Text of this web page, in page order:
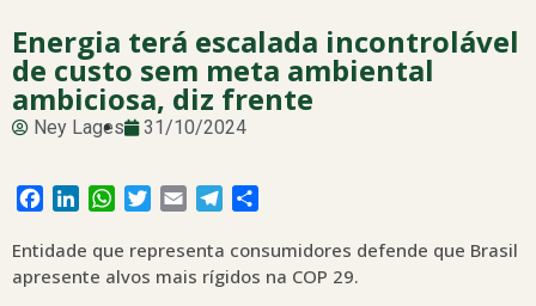
Energia terá escalada incontrolável
de custo sem meta ambiental
ambiciosa, diz frente
Ney Lages 31/10/2024
Facebook
LinkedInWhatsApp
Twitter
Email Telegram
Entidade que representa consumidores defende que Brasil
apresente alvos mais rígidos na COP 29.